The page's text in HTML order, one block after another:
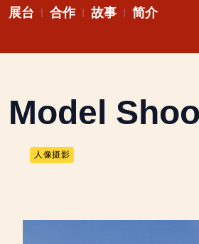
跳展台 合作 故事 简介
Model
人像摄影